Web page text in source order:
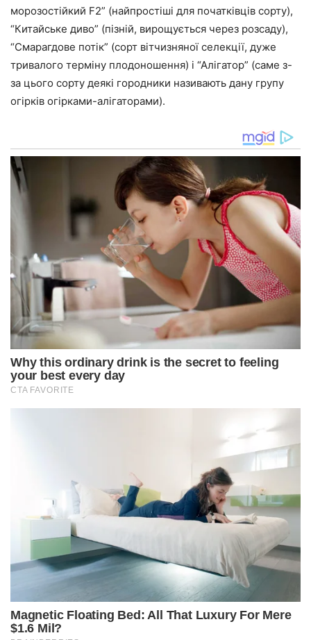
морозостійкий F2” (найпростіші для початківців сорту),
“Китайське диво” (пізній, вирощується через розсаду),
“Смарагдове потік” (сорт вітчизняної селекції, дуже
тривалого терміну плодоношення) і “Алігатор” (саме з-
за цього сорту деякі городники називають дану групу
огірків огірками-алігаторами).